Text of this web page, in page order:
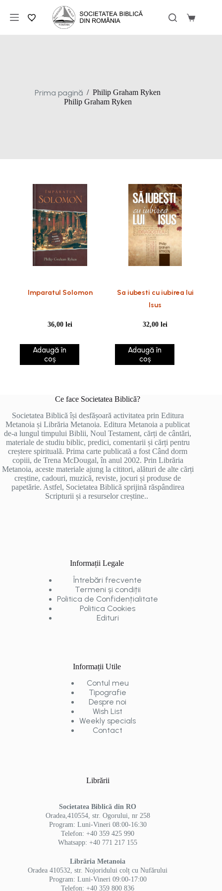
conținut
Coș
Prima pagină / Philip Graham Ryken
Philip Graham Ryken
Imparatul Solomon
36,00lei
Adaugă în
coș
Sa iubesti cu iubirea lui
Isus
32,00lei
Adaugă în
coș
Ce face Societatea Biblică?
Societatea Biblică își desfășoară activitatea prin Editura
Metanoia și Librăria Metanoia. Editura Metanoia a publicat
de-a lungul timpului Biblii, Noul Testament, cărți de cântări,
materiale de studiu biblic, predici, comentarii și cărți pentru
creștere spirituală. Prima carte publicată a fost Când dorm
copiii, de Trena McDougal, în anul 2002. Prin Librăria
Metanoia, aceste materiale ajung la cititori, alături de alte cărți
creștine, cadouri, muzică, reviste, jocuri și produse de
papetărie. Astfel, Societatea Biblică sprijină răspândirea
Scripturii și a resurselor creștine..
Informații Legale
Întrebări frecvente
Termeni și condiții
Politica de Confidențialitate
Politica Cookies
Edituri
Informații Utile
Contul meu
Tipografie
Despre noi
Wish List
Weekly specials
Contact
Librării
Societatea Biblică din RO
Oradea,410554, str. Ogorului, nr 258
Program: Luni-Vineri 08:00-16:30
Telefon: +40 359 425 990
Whatsapp: +40 771 217 155
Librăria Metanoia
Oradea 410532, str. Nojoridului colț cu Nufărului
Program: Luni-Vineri 09:00-17:00
Telefon: +40 359 800 836